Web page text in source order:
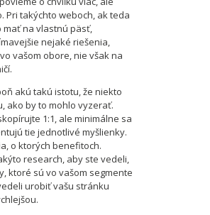
Pri takýchto weboch, ak teda
na vlastnú päsť,
nejaké riešenia,
vašom obore, nie však na
akú takú istotu, že niekto
ako by to mohlo vyzerať.
1:1, ale minimálne sa
tie jednotlivé myšlienky.
o ktorých benefitoch.
research, aby ste vedeli,
ktoré sú vo vašom segmente
urobiť vašu stránku